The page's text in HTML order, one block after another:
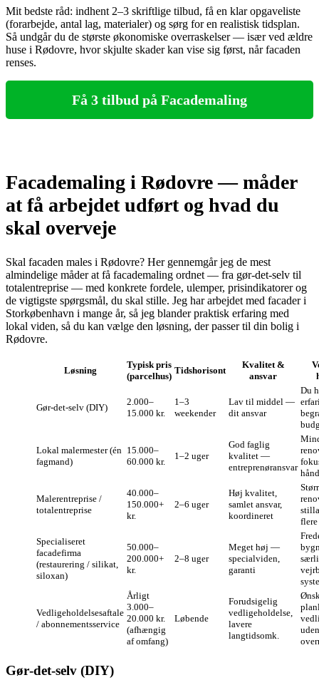
Mit bedste råd: indhent 2–3 skriftlige tilbud, få en klar opgaveliste
(forarbejde, antal lag, materialer) og sørg for en realistisk tidsplan.
Så undgår du de største økonomiske overraskelser — især ved ældre
huse i Rødovre, hvor skjulte skader kan vise sig først, når facaden
renses.
Få 3 tilbud på Facademaling
Facademaling i Rødovre — måder
at få arbejdet udført og hvad du
skal overveje
Skal facaden males i Rødovre? Her gennemgår jeg de mest
almindelige måder at få facademaling ordnet — fra gør‑det‑selv til
totalentreprise — med konkrete fordele, ulemper, prisindikatorer og
de vigtigste spørgsmål, du skal stille. Jeg har arbejdet med facader i
Storkøbenhavn i mange år, så jeg blander praktisk erfaring med
lokal viden, så du kan vælge den løsning, der passer til din bolig i
Rødovre.
Løsning
Typisk pris
(parcelhus)
Tidshorisont
Kvalitet &
ansvar
Gør‑det‑selv (DIY)
2.000–
15.000 kr.
1–3
weekender
Lav til middel —
dit ansvar
Du
Lokal malermester (én
fagmand)
15.000–
60.000 kr.
1–2 uger
God faglig
kvalitet —
entreprenøransvar
Malerentreprise /
totalentreprise
40.000–
150.000+
kr.
2–6 uger
Høj kvalitet,
samlet ansvar,
koordineret
Specialiseret
facadefirma
(restaurering / silikat,
siloxan)
50.000–
200.000+
kr.
2–8 uger
Meget høj —
specialviden,
garanti
Vedligeholdelsesaftale
/ abonnementsservice
Årligt
3.000–
20.000 kr.
(afhængig
af omfang)
Løbende
Forudsigelig
vedligeholdelse,
lavere
langtidsomk.
uden
Gør‑det‑selv (DIY)